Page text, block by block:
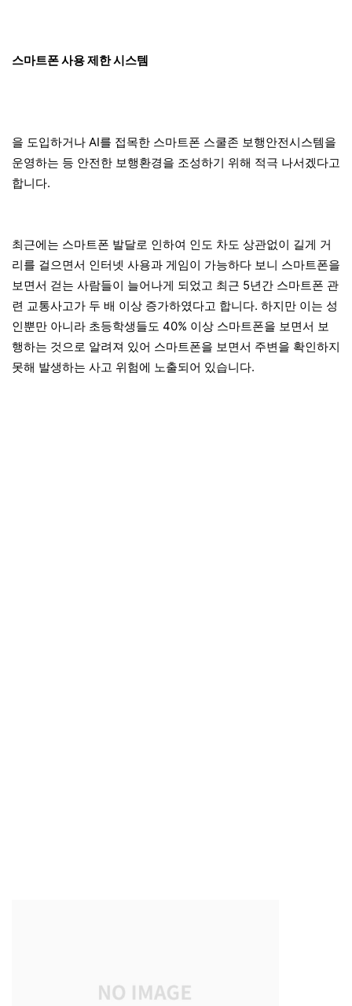
스마트폰 사용 제한 시스템
을 도입하거나 AI를 접목한 스마트폰 스쿨존 보행안전시스템을
운영하는 등 안전한 보행환경을 조성하기 위해 적극 나서겠다고
합니다.
최근에는 스마트폰 발달로 인하여 인도 차도 상관없이 길게 거
리를 걸으면서 인터넷 사용과 게임이 가능하다 보니 스마트폰을
보면서 걷는 사람들이 늘어나게 되었고 최근 5년간 스마트폰 관
련 교통사고가 두 배 이상 증가하였다고 합니다. 하지만 이는 성
인뿐만 아니라 초등학생들도 40% 이상 스마트폰을 보면서 보
행하는 것으로 알려져 있어 스마트폰을 보면서 주변을 확인하지
못해 발생하는 사고 위험에 노출되어 있습니다.